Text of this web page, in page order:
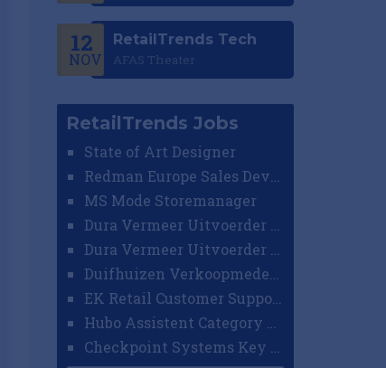
12
NOV
RetailTrends Tech
AFAS Theater
RetailTrends Jobs
State of Art Designer
MS Mode Storemanager
EK Retail Customer Support Omnichannel